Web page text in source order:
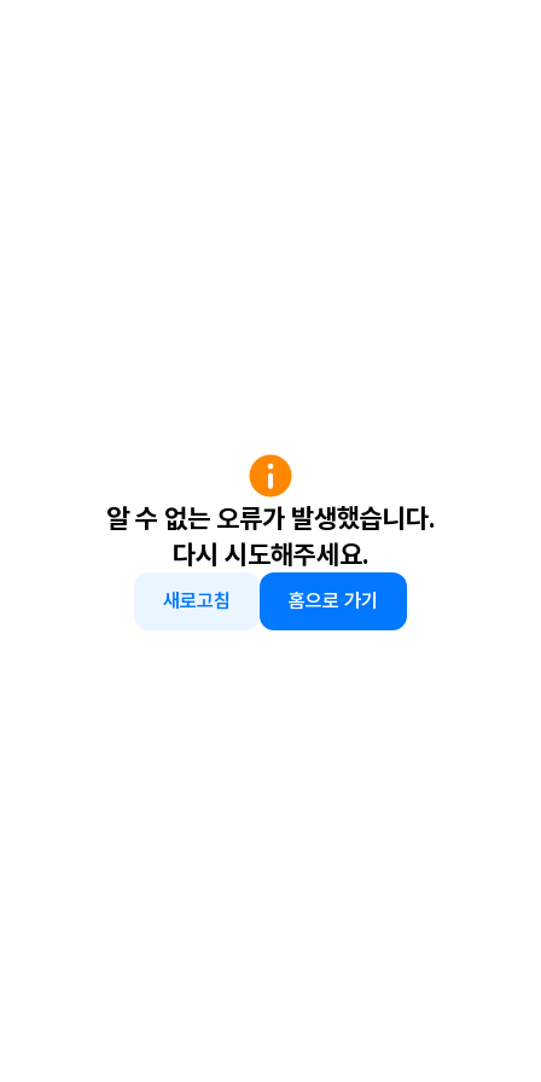
알 수 없는 오류가 발생했습니다.
다시 시도해주세요.
새로고침 홈으로 가기